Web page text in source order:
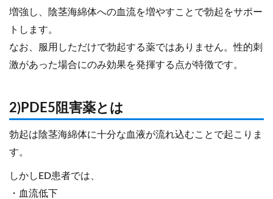
増強し、陰茎海綿体への血流を増やすことで勃起をサポー
トします。
なお、服用しただけで勃起する薬ではありません。性的刺
激があった場合にのみ効果を発揮する点が特徴です。
2)PDE5阻害薬とは
勃起は陰茎海綿体に十分な血液が流れ込むことで起こりま
す。
しかしED患者では、
・血流低下